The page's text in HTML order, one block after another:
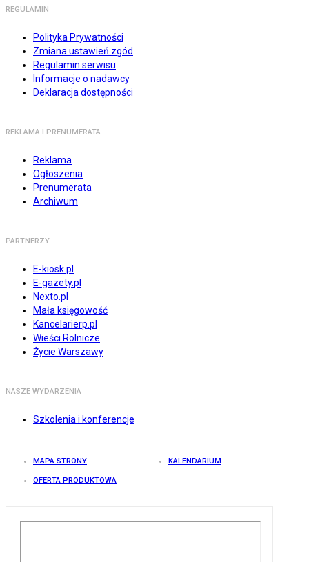
REGULAMIN
Polityka Prywatności
Zmiana ustawień zgód
Regulamin serwisu
Informacje o nadawcy
Deklaracja dostępności
REKLAMA I PRENUMERATA
Reklama
Ogłoszenia
Prenumerata
Archiwum
PARTNERZY
E-kiosk.pl
E-gazety.pl
Nexto.pl
Mała księgowość
Kancelarierp.pl
Wieści Rolnicze
Życie Warszawy
NASZE WYDARZENIA
Szkolenia i konferencje
MAPA STRONY KALENDARIUM
OFERTA PRODUKTOWA